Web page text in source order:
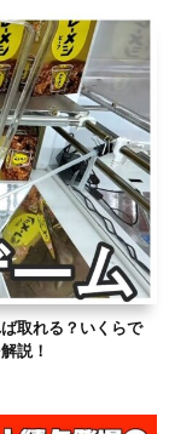
取れる？いくらで
説！